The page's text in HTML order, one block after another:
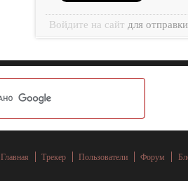
Войдите на сайт для
Главная Трекер Пользователи Форум